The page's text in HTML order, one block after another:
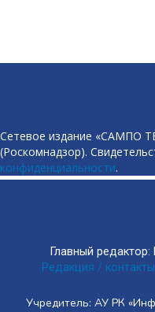
Сетевое издание «САМПО
(Роскомнадзор).
конфиденциальности.
Главный редактор:
Редакция / контакты
Учредитель: АУ РК